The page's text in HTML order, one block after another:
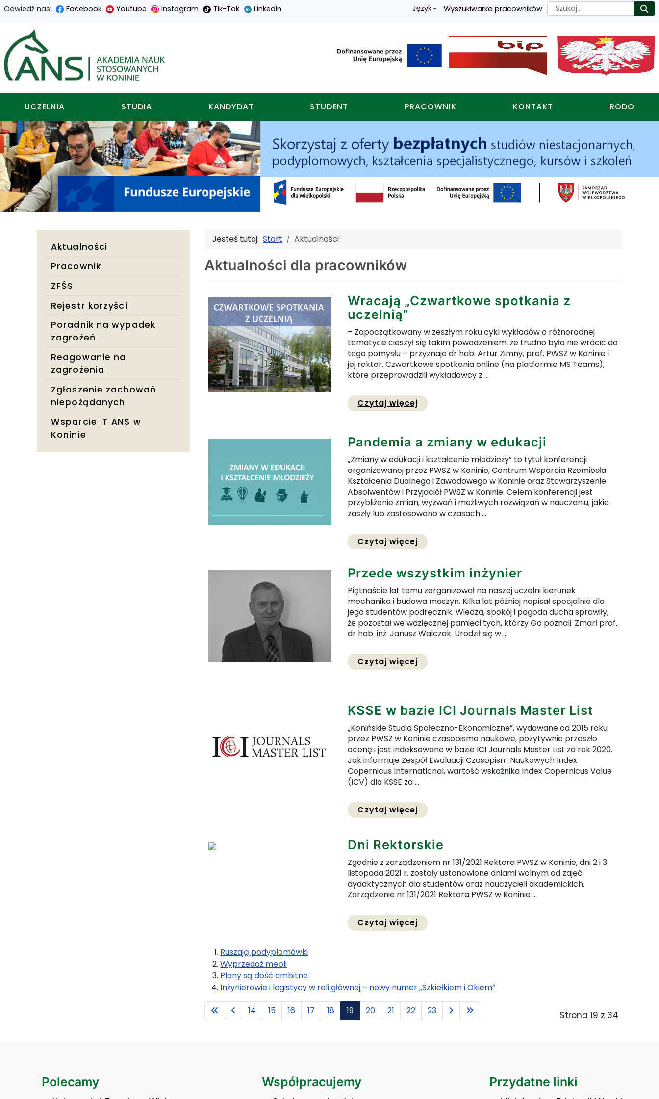
Przejdź
do
treści
głównej
Przejdź
do
menu
nawigacyjnego
Przejdź
do
wyszukiwarki
Przejdź
do
mapy
strony
Odwiedź nas: Facebook Youtube Instagram Tik-Tok LinkedIn Język Wyszukiwarka pracowników Szukaj
Akademia nauk stosowanych w koninie
UCZELNIA STUDIA KANDYDAT STUDENT PRACOWNIK KONTAKT RODO
Aktualności
Pracownik
ZFŚS
Rejestr korzyści
Poradnik na wypadek
zagrożeń
Reagowanie na
zagrożenia
Zgłoszenie zachowań
niepożądanych
Wsparcie IT ANS w
Koninie
Jesteś tutaj:Start Aktualności
Aktualności dla pracowników
Wracają „Czwartkowe spotkania z
uczelnią”
– Zapoczątkowany w zeszłym roku cykl wykładów o różnorodnej
tematyce cieszył się takim powodzeniem, że trudno było nie wrócić do
tego pomysłu – przyznaje dr hab. Artur Zimny, prof. PWSZ w Koninie i
jej rektor. Czwartkowe spotkania online (na platformie MS Teams),
które przeprowadzili wykładowcy z ...
Czytaj więcej Przejdź do pełnej zawartości artykułu: Wracają
Pandemia a zmiany w edukacji
„Zmiany w edukacji i kształcenie młodzieży” to tytuł konferencji
organizowanej przez PWSZ w Koninie, Centrum Wsparcia Rzemiosła
Kształcenia Dualnego i Zawodowego w Koninie oraz Stowarzyszenie
Absolwentów i Przyjaciół PWSZ w Koninie. Celem konferencji jest
przybliżenie zmian, wyzwań i możliwych rozwiązań w nauczaniu, jakie
zaszły lub zastosowano w czasach ...
Czytaj więcej Przejdź do pełnej zawartości artykułu: Pandemia a
Przede wszystkim inżynier
Piętnaście lat temu zorganizował na naszej uczelni kierunek
mechanika i budowa maszyn. Kilka lat później napisał specjalnie dla
jego studentów podręcznik. Wiedza, spokój i pogoda ducha sprawiły,
że pozostał we wdzięcznej pamięci tych, którzy Go poznali. Zmarł prof.
dr hab. inż. Janusz Walczak. Urodził się w ...
Czytaj więcej Przejdź do pełnej zawartości artykułu: Przede
KSSE w bazie ICI Journals Master List
„Konińskie Studia Społeczno-Ekonomiczne”, wydawane od 2015 roku
przez PWSZ w Koninie czasopismo naukowe, pozytywnie przeszło
ocenę i jest indeksowane w bazie ICI Journals Master List za rok 2020.
Jak informuje Zespół Ewaluacji Czasopism Naukowych Index
Copernicus International, wartość wskaźnika Index Copernicus Value
(ICV) dla KSSE za ...
Czytaj więcej Przejdź do pełnej zawartości artykułu: KSSE w bazie
Dni Rektorskie
Zgodnie z zarządzeniem nr 131/2021 Rektora PWSZ w Koninie, dni 2 i 3
listopada 2021 r. zostały ustanowione dniami wolnym od zajęć
dydaktycznych dla studentów oraz nauczycieli akademickich.
Zarządzenie nr 131/2021 Rektora PWSZ w Koninie ...
Czytaj więcej Przejdź do pełnej zawartości artykułu: Dni Rektorskie
Ruszają podyplomówki
Wyprzedaż mebli
Plany są dość ambitne
Inżynierowie i logistycy w roli głównej – nowy numer „Szkiełkiem i Okiem”
Strona 19 z 34
14 15 16 17 18 19 20 21 22 23
Polecamy Współpracujemy Przydatne linki